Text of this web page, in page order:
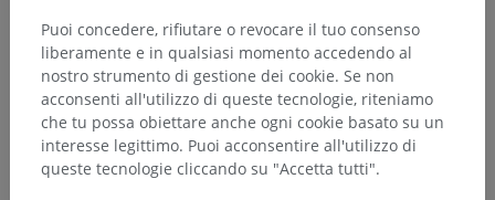
Puoi concedere, rifiutare o revocare il tuo consenso
liberamente e in qualsiasi momento accedendo al
nostro strumento di gestione dei cookie. Se non
acconsenti all'utilizzo di queste tecnologie, riteniamo
che tu possa obiettare anche ogni cookie basato su un
interesse legittimo. Puoi acconsentire all'utilizzo di
queste tecnologie cliccando su "Accetta tutti".